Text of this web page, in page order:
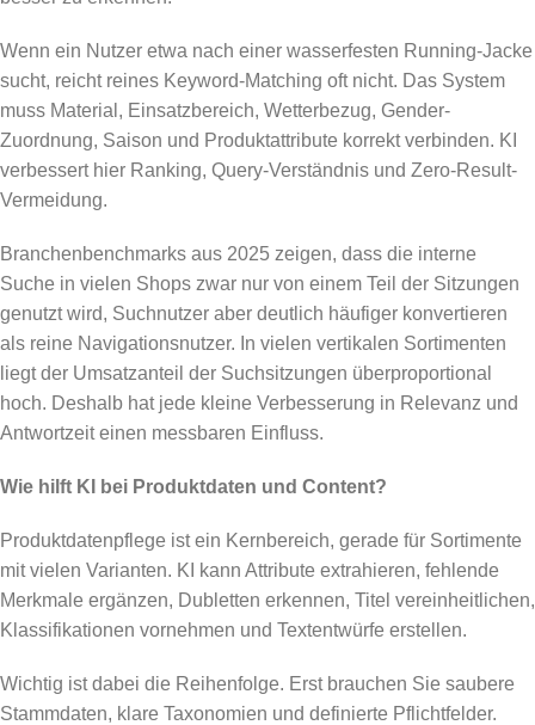
Wenn ein Nutzer etwa nach einer wasserfesten Running-Jacke
sucht, reicht reines Keyword-Matching oft nicht. Das System
muss Material, Einsatzbereich, Wetterbezug, Gender-
Zuordnung, Saison und Produktattribute korrekt verbinden. KI
verbessert hier Ranking, Query-Verständnis und Zero-Result-
Vermeidung.
Branchenbenchmarks aus 2025 zeigen, dass die interne
Suche in vielen Shops zwar nur von einem Teil der Sitzungen
genutzt wird, Suchnutzer aber deutlich häufiger konvertieren
als reine Navigationsnutzer. In vielen vertikalen Sortimenten
liegt der Umsatzanteil der Suchsitzungen überproportional
hoch. Deshalb hat jede kleine Verbesserung in Relevanz und
Antwortzeit einen messbaren Einfluss.
Wie hilft KI bei Produktdaten und Content?
Produktdatenpflege ist ein Kernbereich, gerade für Sortimente
mit vielen Varianten. KI kann Attribute extrahieren, fehlende
Merkmale ergänzen, Dubletten erkennen, Titel vereinheitlichen,
Klassifikationen vornehmen und Textentwürfe erstellen.
Wichtig ist dabei die Reihenfolge. Erst brauchen Sie saubere
Stammdaten, klare Taxonomien und definierte Pflichtfelder.